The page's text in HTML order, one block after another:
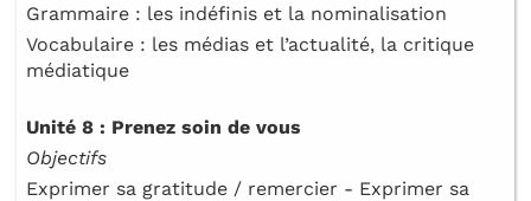
Grammaire : les indéfinis et la nominalisation
Vocabulaire : les médias et l’actualité, la critique
médiatique
Unité 8 : Prenez soin de vous
Objectifs
Exprimer sa gratitude / remercier - Exprimer sa